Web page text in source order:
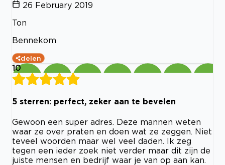
26 February 2019
Ton
Bennekom
delen
10
5 sterren: perfect, zeker aan te bevelen
Gewoon een super adres. Deze mannen weten
waar ze over praten en doen wat ze zeggen. Niet
teveel woorden maar wel veel daden. Ik zeg
tegen een ieder zoek niet verder maar dit zijn de
juiste mensen en bedrijf waar je van op aan kan.